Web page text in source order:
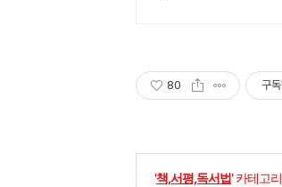
80 구독
'책,서평,독서법' 카테고